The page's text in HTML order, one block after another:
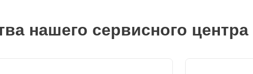
нашего сервисного центра